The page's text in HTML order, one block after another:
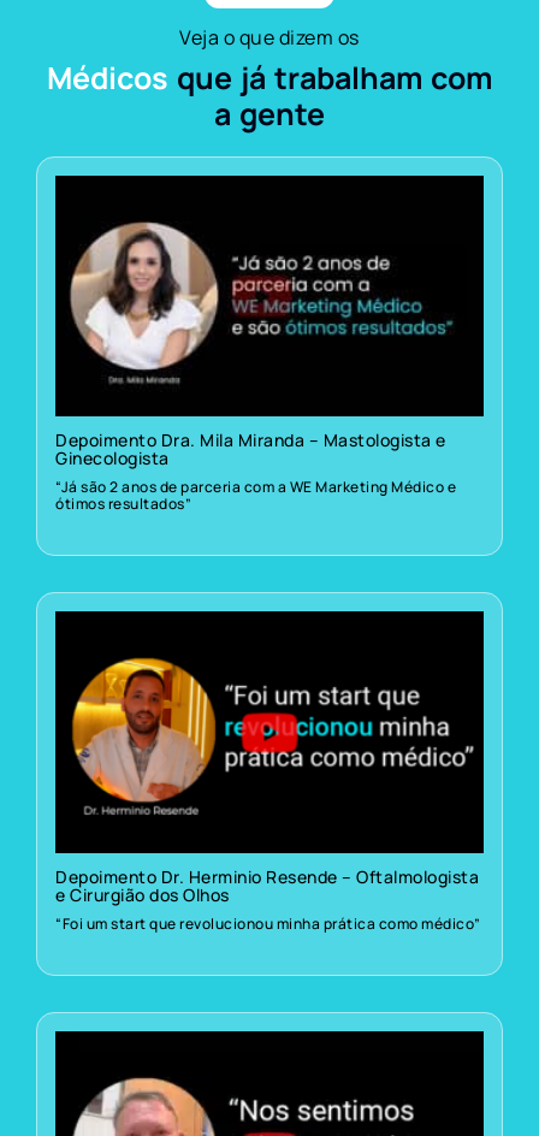
Veja o que dizem os
Médicos que já trabalham com
a gente
Depoimento Dra. Mila Miranda – Mastologista e
Ginecologista
“Já são 2 anos de parceria com a WE Marketing Médico e
ótimos resultados”
Depoimento Dr. Herminio Resende – Oftalmologista
e Cirurgião dos Olhos
“Foi um start que revolucionou minha prática como médico”